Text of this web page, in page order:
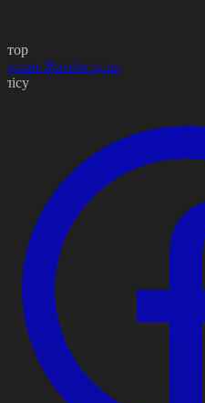
Жамбылұлы